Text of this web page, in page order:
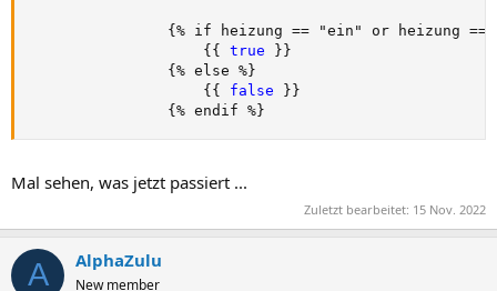
{% if heizung == "ein" or heizung ==
{{ true }}
{% else %}
{{ false }}
{% endif %}
Mal sehen, was jetzt passiert ...
Zuletzt bearbeitet: 15 Nov. 2022
A AlphaZulu
New member